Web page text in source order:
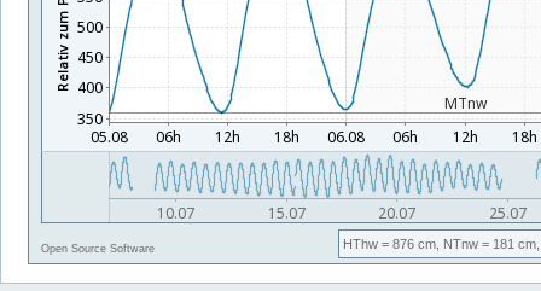
Open Source Software HThw = 876 cm, NTnw = 181 cm,